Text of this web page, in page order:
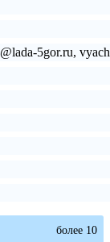
5gor.ru,
более 10